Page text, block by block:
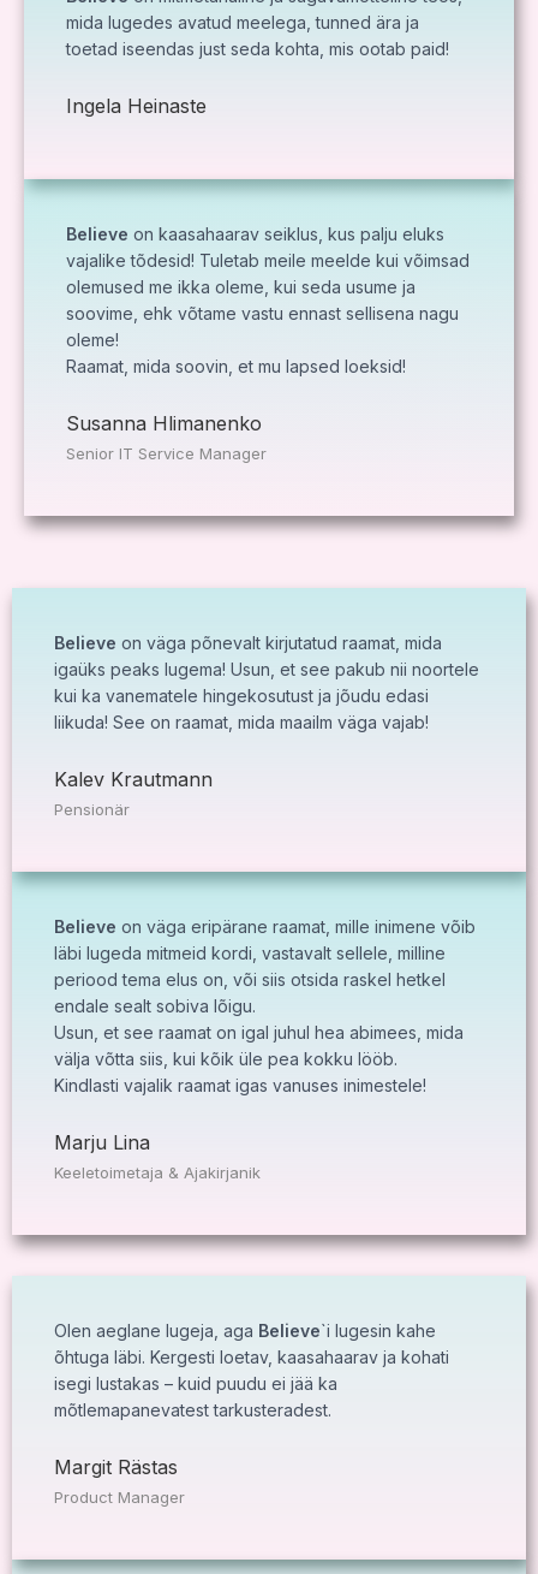
mida lugedes avatud meelega, tunned ära ja
toetad iseendas just seda kohta, mis ootab paid!
Ingela Heinaste
Believe on kaasahaarav seiklus, kus palju eluks
vajalike tõdesid! Tuletab meile meelde kui võimsad
olemused me ikka oleme, kui seda usume ja
soovime, ehk võtame vastu ennast sellisena nagu
oleme!
Raamat, mida soovin, et mu lapsed loeksid!
Susanna Hlimanenko
Senior IT Service Manager
Believe on väga põnevalt kirjutatud raamat, mida
igaüks peaks lugema! Usun, et see pakub nii noortele
kui ka vanematele hingekosutust ja jõudu edasi
liikuda! See on raamat, mida maailm väga vajab!
Kalev Krautmann
Pensionär
Believe on väga eripärane raamat, mille inimene võib
läbi lugeda mitmeid kordi, vastavalt sellele, milline
periood tema elus on, või siis otsida raskel hetkel
endale sealt sobiva lõigu.
Usun, et see raamat on igal juhul hea abimees, mida
välja võtta siis, kui kõik üle pea kokku lööb.
Kindlasti vajalik raamat igas vanuses inimestele!
Marju Lina
Keeletoimetaja & Ajakirjanik
Olen aeglane lugeja, aga Believe`i lugesin kahe
õhtuga läbi. Kergesti loetav, kaasahaarav ja kohati
isegi lustakas – kuid puudu ei jää ka
mõtlemapanevatest tarkusteradest.
Margit Rästas
Product Manager